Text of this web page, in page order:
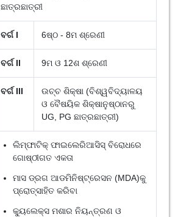
ଛାତ୍ରଛାତ୍ରୀ
ବର୍ଗ I 6ଷ୍ଠ - 8ମ ଶ୍ରେଣୀ
ବର୍ଗ II 9ମ ଓ 12ଶ ଶ୍ରେଣୀ
ବର୍ଗ III
ଉଚ୍ଚ ଶିକ୍ଷା (ବିଶ୍ୱବିଦ୍ୟାଳୟ
ଓ ବୈଷୟିକ ଶିକ୍ଷାନୁଷ୍ଠାନରୁ
UG, PG ଛାତ୍ରଛାତ୍ରୀ)
ଲିମ୍ଫାଟିକ୍ ଫାଇଲେରିଆସିସ୍ ବିରୋଧରେ
ଗୋଷ୍ଠୀଗତ ଏକତା
ମାସ ଡ୍ରଗ ଆଡମିନିଷ୍ଟ୍ରେସନ (MDA)କୁ
ପ୍ରୋତ୍ସାହିତ କରିବା
କ୍ୟୁଲେକ୍ସ ମଶାର ନିୟନ୍ତ୍ରଣ ଓ